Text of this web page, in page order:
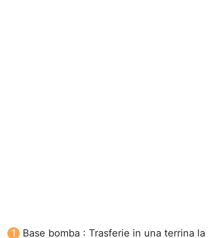
Base bomba : Trasferie in una terrina la